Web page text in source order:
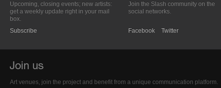
Upcoming, closing events; new artists:
get a weekly update right in your mail
box.
Subscribe
Join the Slash community on the
social networks.
Facebook Twitter
Art venues, join the project and benefit from a unique communication platform.